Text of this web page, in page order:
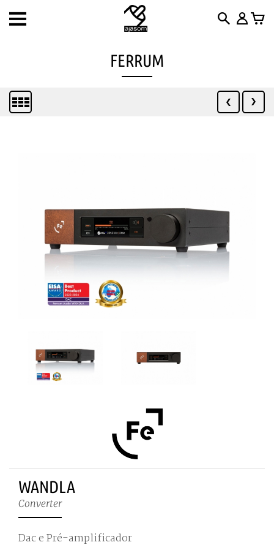
Toggle
FERRUM
WANDLA
Converter
Dac e Pré-amplificador